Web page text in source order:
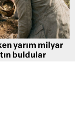
yarım milyar
buldular